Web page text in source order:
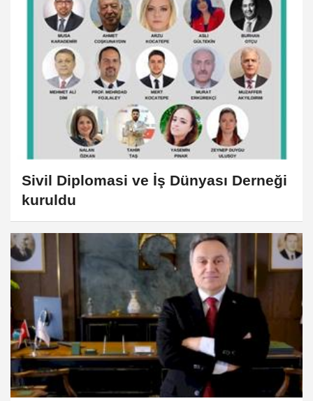
Sivil Diplomasi ve İş Dünyası Derneği
kuruldu